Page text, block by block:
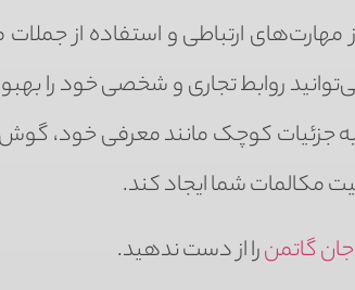
مهارت‌های ارتباطی و استفاده از
روابط تجاری و شخصی خود را
جزئیات کوچک مانند معرفی خود،
مکالمات شما ایجاد کند.
گاتمنرا از دست ندهید.